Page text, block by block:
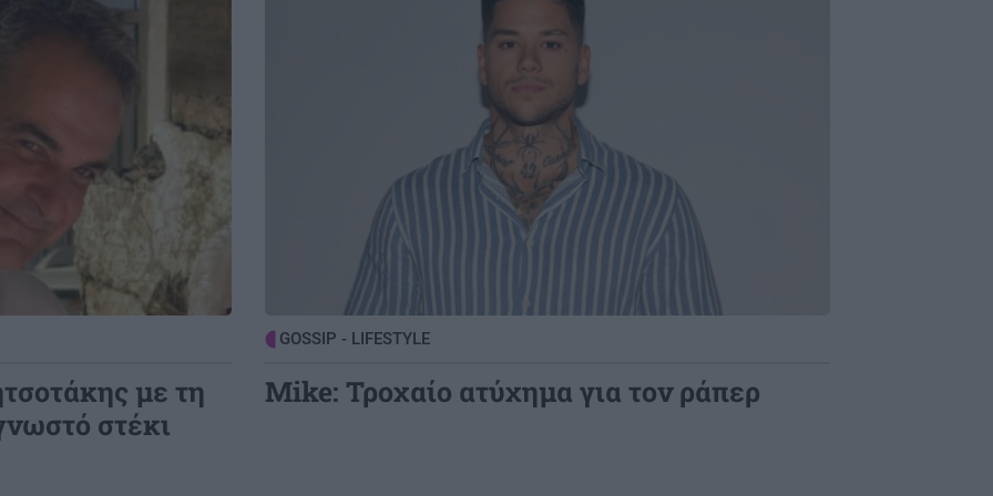
00:00
ΣΧΕΣΕΙΣ ΚΑΙ SEX
χωρίς να καταλήξετε σε καβγά
GOSSIP - LIFESTYLE
Η Μπάρμπρα Στρέιζαντ υπογράφει το
με τη
στέκι
GOSSIP - LIFESTYLE
Mike: Τροχαίο ατύχημα για τον ράπερ